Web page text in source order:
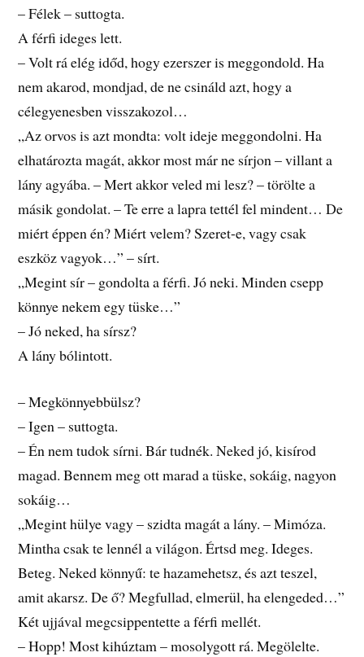
– Félek – suttogta.
A férfi ideges lett.
– Volt rá elég időd, hogy ezerszer is meggondold. Ha
nem akarod, mondjad, de ne csináld azt, hogy a
célegyenesben visszakozol…
„Az orvos is azt mondta: volt ideje meggondolni. Ha
elhatározta magát, akkor most már ne sírjon – villant a
lány agyába. – Mert akkor veled mi lesz? – törölte a
másik gondolat. – Te erre a lapra tettél fel mindent… De
miért éppen én? Miért velem? Szeret-e, vagy csak
eszköz vagyok…” – sírt.
„Megint sír – gondolta a férfi. Jó neki. Minden csepp
könnye nekem egy tüske…”
– Jó neked, ha sírsz?
A lány bólintott.
– Megkönnyebbülsz?
– Igen – suttogta.
– Én nem tudok sírni. Bár tudnék. Neked jó, kisírod
magad. Bennem meg ott marad a tüske, sokáig, nagyon
sokáig…
„Megint hülye vagy – szidta magát a lány. – Mimóza.
Mintha csak te lennél a világon. Értsd meg. Ideges.
Beteg. Neked könnyű: te hazamehetsz, és azt teszel,
amit akarsz. De ő? Megfullad, elmerül, ha elengeded…”
Két ujjával megcsippentette a férfi mellét.
– Hopp! Most kihúztam – mosolygott rá. Megölelte.